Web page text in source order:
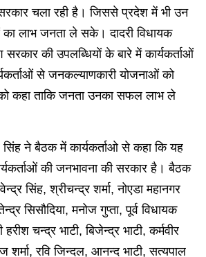
चला रही है। जिससे प्रदेश में भी उन
लाभ जनता ले सके। दादरी विधायक
की उपलब्धियों के बारे में कार्यकर्ताओं
से जनकल्याणकारी योजनाओं को
कहा ताकि जनता उनका सफल लाभ ले
सिंह ने बैठक में कार्यकर्ताओ से कहा कि यह
की जनभावना की सरकार है। बैठक
सिंह, श्रीचन्द्र शर्मा, नोएडा महानगर
सिसौदिया, मनोज गुप्ता, पूर्व विधायक
हरीश चन्द्र भाटी, बिजेन्द्र भाटी, कर्मवीर
शर्मा, रवि जिन्दल, आनन्द भाटी, सत्यपाल